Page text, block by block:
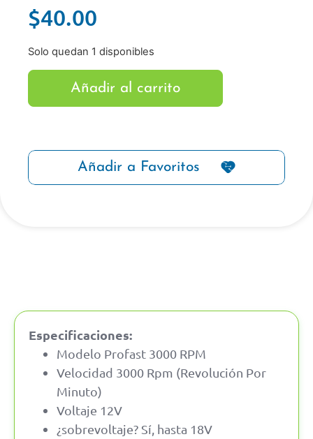
$40.00
Solo quedan 1 disponibles
Añadir al carrito
Añadir a Favoritos
Especificaciones:
Modelo Profast 3000 RPM
Velocidad 3000 Rpm (Revolución Por
Minuto)
Voltaje 12V
¿sobrevoltaje? Sí, hasta 18V